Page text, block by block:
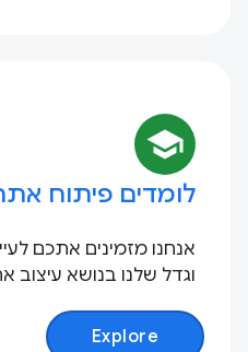
school
לומדים פיתוח
אנחנו מזמינים אתכם
וגדל שלנו בנושא עיצוב
Explore